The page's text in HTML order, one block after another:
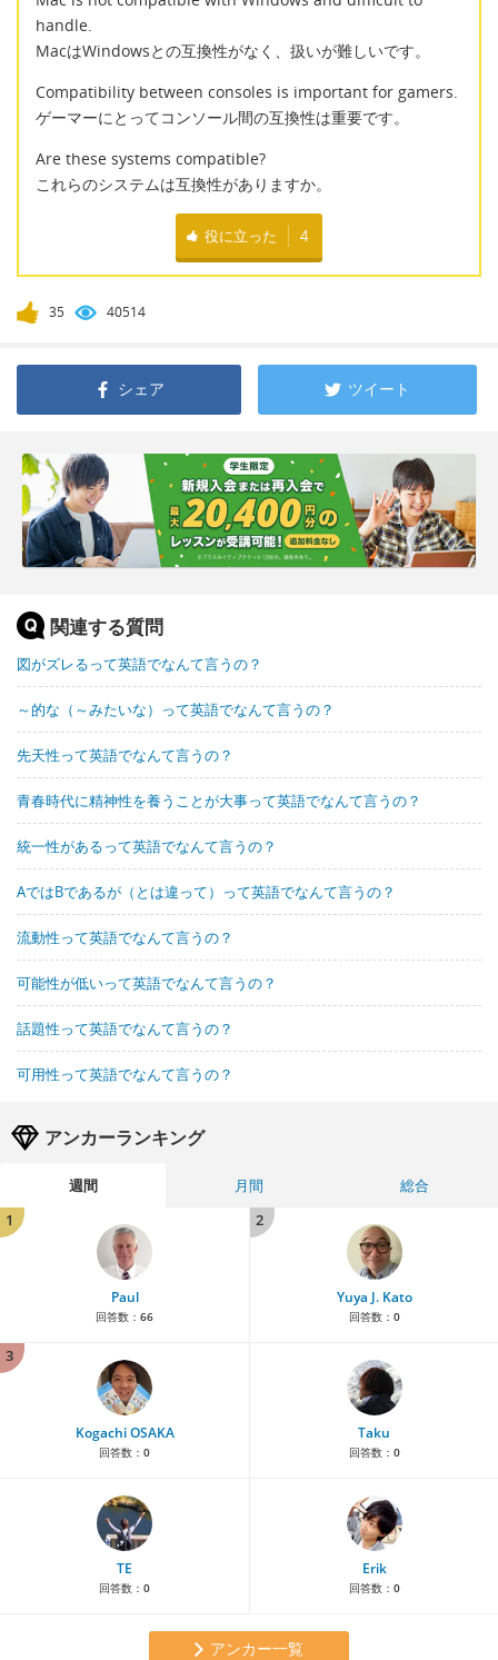
handle.
MacはWindowsとの互換性がなく、扱いが難しいです。
Compatibility between consoles is important for gamers.
ゲーマーにとってコンソール間の互換性は重要です。
Are these systems compatible?
これらのシステムは互換性がありますか。
役に立った 4
35 40514
シェア ツイート
関連する質問
図がズレるって英語でなんて言うの？
～的な（～みたいな）って英語でなんて言うの？
先天性って英語でなんて言うの？
青春時代に精神性を養うことが大事って英語でなんて言うの？
統一性があるって英語でなんて言うの？
AではBであるが（とは違って）って英語でなんて言うの？
流動性って英語でなんて言うの？
可能性が低いって英語でなんて言うの？
話題性って英語でなんて言うの？
可用性って英語でなんて言うの？
アンカーランキング
週間 月間
総合
1
Paul
回答数： 66
2
Yuya J. Kato
回答数： 0
3
Kogachi OSAKA
回答数： 0
Taku
回答数： 0
TE
回答数： 0
Erik
回答数： 0
アンカー一覧